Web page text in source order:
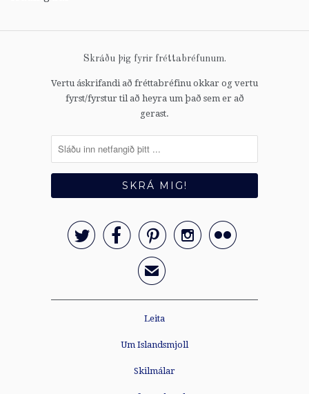
Skráðu þig fyrir fréttabréfunum.
Vertu áskrifandi að fréttabréfinu okkar og vertu
fyrst/fyrstur til að heyra um það sem er að
gerast.
    
✉
Leita
Um Islandsmjoll
Skilmálar